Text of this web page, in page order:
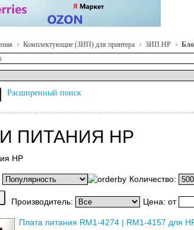
Комплектующие (ЗИП) для принтера ЗИП HP
Расширенный поиск
ПИТАНИЯ HP
HP
Количество:
Производитель: Цена: от
Плата питания RM1-4274 | RM1-4157 для